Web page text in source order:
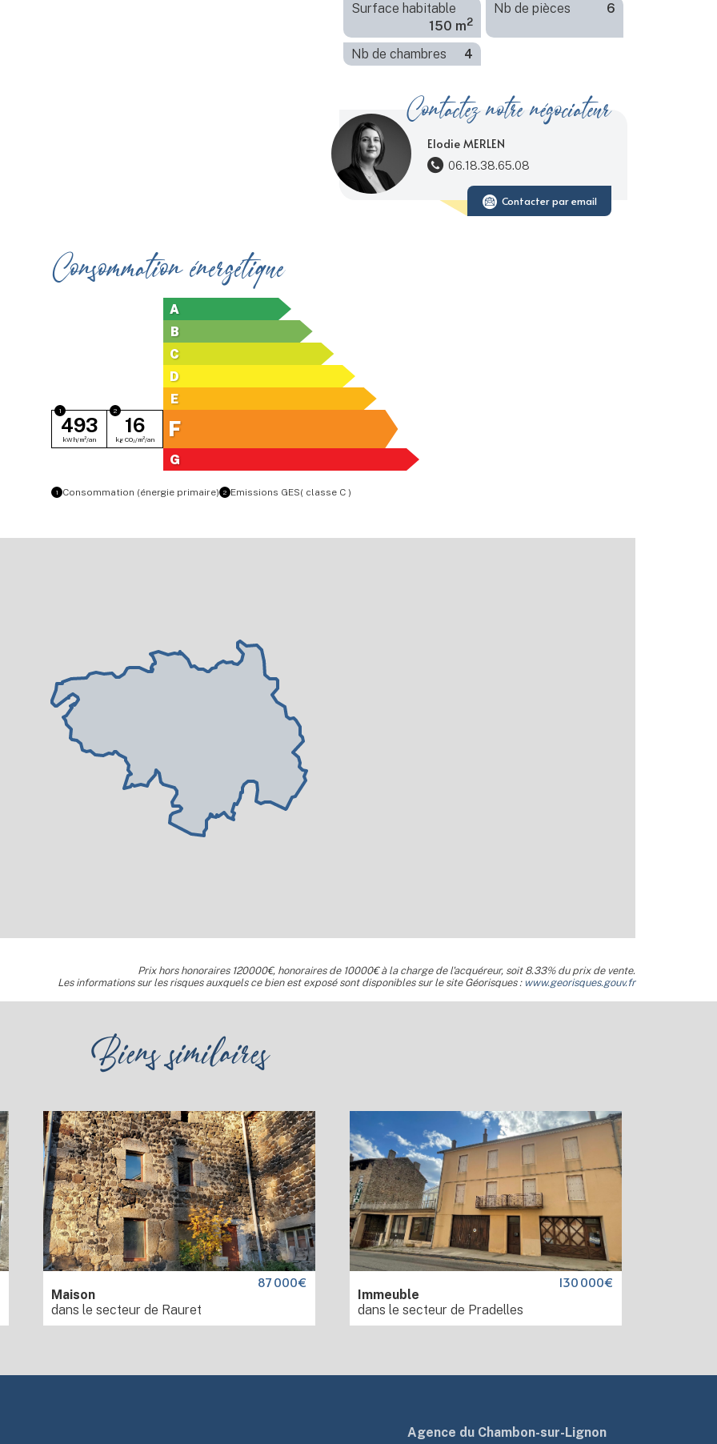
Surface habitable
150 m2
Nb de pièces 6
Nb de chambres 4
Contactez notre négociateur
Elodie MERLEN
06.18.38.65.08
Contacter par email
Consommation énergétique
A
B
C
D
E
F
493
kWh/m²/an
16
kg CO₂/m²/an
G
1 Consommation (énergie primaire) 2 Emissions GES( classe C )
Prix hors honoraires 120000€, honoraires de 10000€ à la charge de l'acquéreur, soit 8.33% du prix de vente.
Les informations sur les risques auxquels ce bien est exposé sont disponibles sur le site Géorisques : www.georisques.gouv.fr
Biens similaires
Maison
dans le secteur de Rauret
87 000€
Immeuble
dans le secteur de Pradelles
130 000€
Agence du Chambon-sur-Lignon